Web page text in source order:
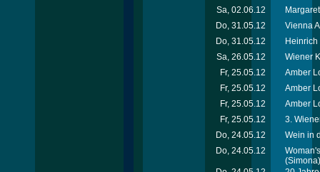
Sa, 02.06.12
Do, 31.05.12
Vienna
Do, 31.05.12
Sa, 26.05.12
Wiener
Fr, 25.05.12
Amber
Fr, 25.05.12
Amber
Fr, 25.05.12
Amber
Fr, 25.05.12
3.
Do, 24.05.12
Wein in
Do, 24.05.12
(Simona)